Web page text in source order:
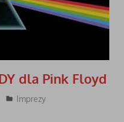
dla Pink Floyd
Imprezy